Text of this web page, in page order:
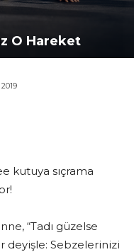
O Hareket
kutuya sıçrama
“Tadı güzelse
deyişle: Sebzelerinizi